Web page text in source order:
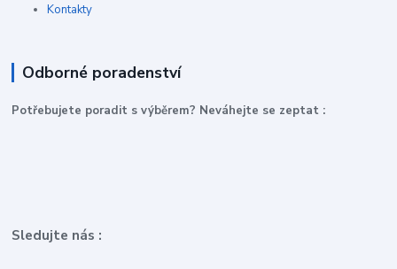
Kontakty
Odborné poradenství
Potřebujete poradit s výběrem? Neváhejte se zeptat :
Sledujte nás :